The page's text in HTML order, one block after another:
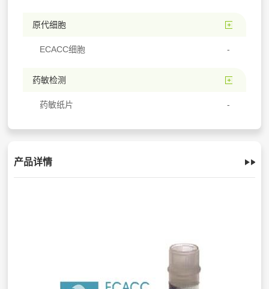
原代细胞
ECACC细胞
药敏检测
药敏纸片
产品详情